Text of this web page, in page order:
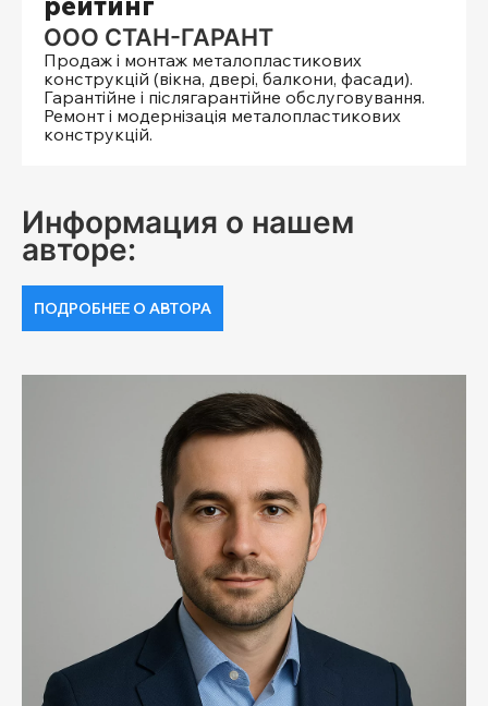
ООО СТАН-ГАРАНТ
Продаж і монтаж металопластикових
конструкцій (вікна, двері, балкони, фасади).
Гарантійне і післягарантійне обслуговування.
Ремонт і модернізація металопластикових
конструкцій.
Информация о нашем
авторе:
ПОДРОБНЕЕ О АВТОРА